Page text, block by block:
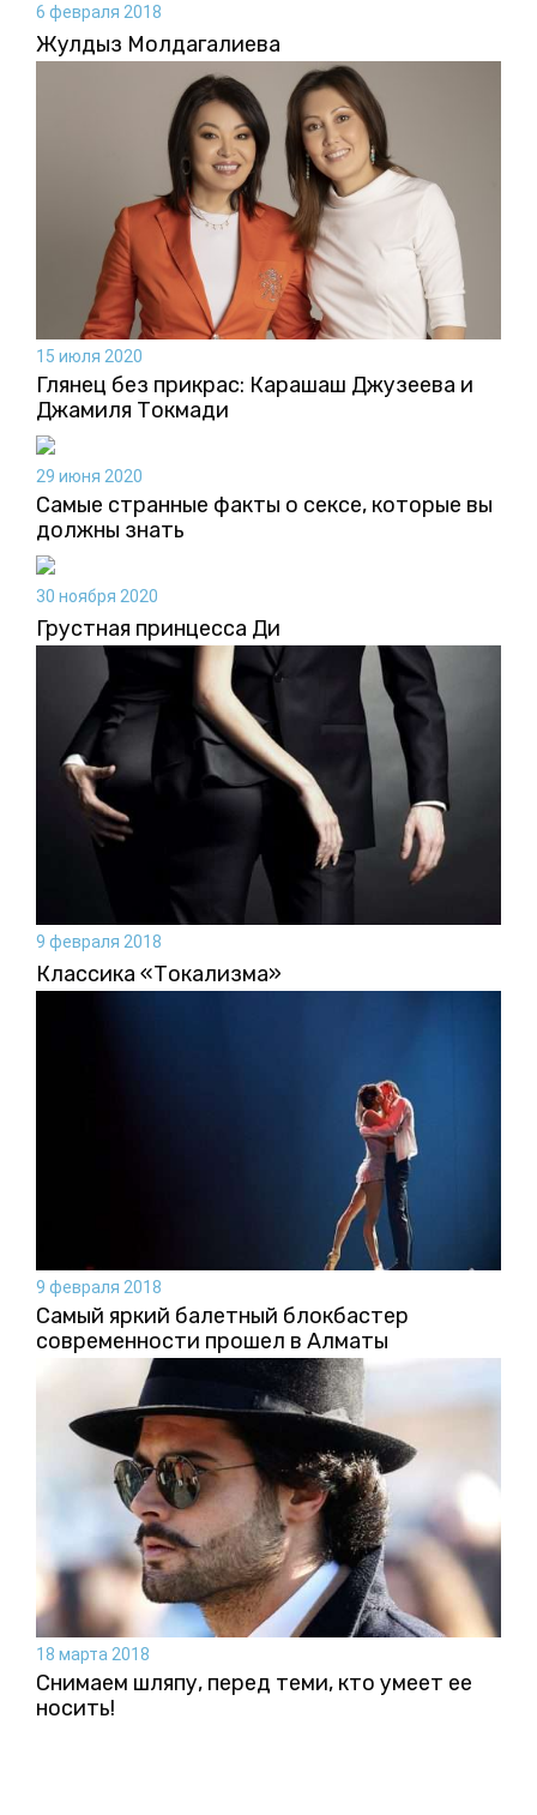
6 февраля 2018
Жулдыз Молдагалиева
15 июля 2020
Глянец без прикрас: Карашаш Джузеева и
Джамиля Токмади
29 июня 2020
Самые странные факты о сексе, которые вы
должны знать
30 ноября 2020
Грустная принцесса Ди
9 февраля 2018
Классика «Токализма»
9 февраля 2018
Самый яркий балетный блокбастер
современности прошел в Алматы
18 марта 2018
Снимаем шляпу, перед теми, кто умеет ее
носить!